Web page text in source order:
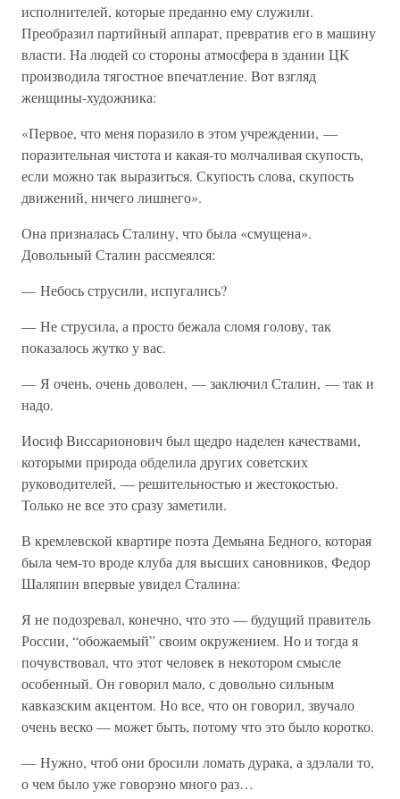
исполнителей, которые преданно ему служили.
Преобразил партийный аппарат, превратив его в машину
власти. На людей со стороны атмосфера в здании ЦК
производила тягостное впечатление. Вот взгляд
женщины-художника:
«Первое, что меня поразило в этом учреждении, —
поразительная чистота и какая-то молчаливая скупость,
если можно так выразиться. Скупость слова, скупость
движений, ничего лишнего».
Она призналась Сталину, что была «смущена».
Довольный Сталин рассмеялся:
— Небось струсили, испугались?
— Не струсила, а просто бежала сломя голову, так
показалось жутко у вас.
— Я очень, очень доволен, — заключил Сталин, — так и
надо.
Иосиф Виссарионович был щедро наделен качествами,
которыми природа обделила других советских
руководителей, — решительностью и жестокостью.
Только не все это сразу заметили.
В кремлевской квартире поэта Демьяна Бедного, которая
была чем-то вроде клуба для высших сановников, Федор
Шаляпин впервые увидел Сталина:
Я не подозревал, конечно, что это — будущий правитель
России, “обожаемый” своим окружением. Но и тогда я
почувствовал, что этот человек в некотором смысле
особенный. Он говорил мало, с довольно сильным
кавказским акцентом. Но все, что он говорил, звучало
очень веско — может быть, потому что это было коротко.
— Нужно, чтоб они бросили ломать дурака, а здэлали то,
о чем было уже говорэно много раз…